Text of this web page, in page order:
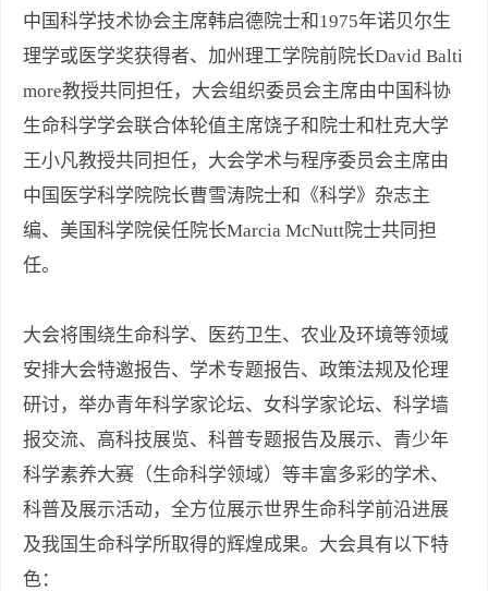
中国科学技术协会主席韩启德院士和1975年诺贝尔生
理学或医学奖获得者、加州理工学院前院长David Balti
more教授共同担任，大会组织委员会主席由中国科协
生命科学学会联合体轮值主席饶子和院士和杜克大学
王小凡教授共同担任，大会学术与程序委员会主席由
中国医学科学院院长曹雪涛院士和《科学》杂志主
编、美国科学院侯任院长Marcia McNutt院士共同担
任。
大会将围绕生命科学、医药卫生、农业及环境等领域
安排大会特邀报告、学术专题报告、政策法规及伦理
研讨，举办青年科学家论坛、女科学家论坛、科学墙
报交流、高科技展览、科普专题报告及展示、青少年
科学素养大赛（生命科学领域）等丰富多彩的学术、
科普及展示活动，全方位展示世界生命科学前沿进展
及我国生命科学所取得的辉煌成果。大会具有以下特
色：